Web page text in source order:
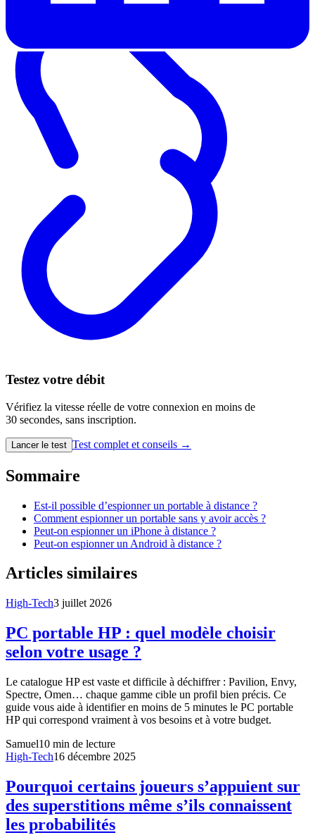
Testez votre débit
Vérifiez la vitesse réelle de votre connexion en moins de
30 secondes, sans inscription.
Lancer le test Test complet et conseils →
Sommaire
Est-il possible d’espionner un portable à distance ?
Comment espionner un portable sans y avoir accès ?
Peut-on espionner un iPhone à distance ?
Peut-on espionner un Android à distance ?
Articles similaires
High-Tech3 juillet 2026
PC portable HP : quel modèle choisir
selon votre usage ?
Le catalogue HP est vaste et difficile à déchiffrer : Pavilion, Envy,
Spectre, Omen… chaque gamme cible un profil bien précis. Ce
guide vous aide à identifier en moins de 5 minutes le PC portable
HP qui correspond vraiment à vos besoins et à votre budget.
Samuel10 min de lecture
High-Tech16 décembre 2025
Pourquoi certains joueurs s’appuient sur
des superstitions même s’ils connaissent
les probabilités